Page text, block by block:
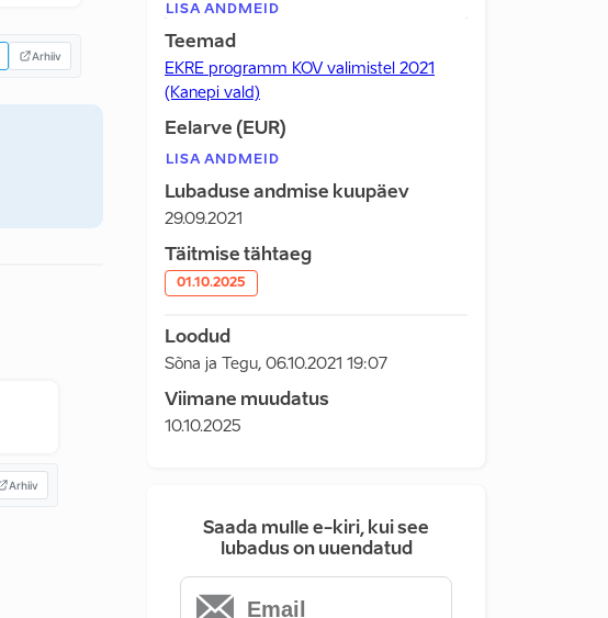
Arhiiv
Arhiiv
LISA ANDMEID
Teemad
EKRE programm KOV valimistel 2021
(Kanepi vald)
Eelarve (EUR)
LISA ANDMEID
Lubaduse andmise kuupäev
29.09.2021
Täitmise tähtaeg
01.10.2025
Loodud
Sõna ja Tegu, 06.10.2021 19:07
Viimane muudatus
10.10.2025
Saada mulle e-kiri, kui see
lubadus on uuendatud